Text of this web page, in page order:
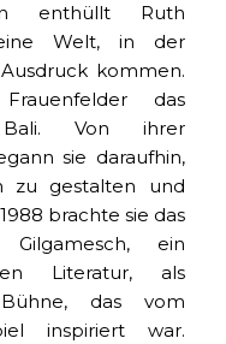
enthüllt Ruth
eine Welt, in der
kommen.
das
Bali. Von ihrer
sie daraufhin,
zu gestalten und
brachte sie das
ein
Literatur, als
das vom
inspiriert war.